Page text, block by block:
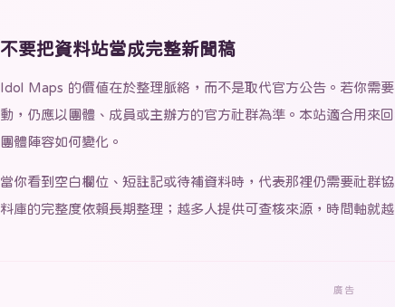
不要把資料站當成完整新聞稿
Idol Maps 的價值在於整理脈絡，而不是取代官方公告。若你需
動，仍應以團體、成員或主辦方的官方社群為準。本站適合用來
團體陣容如何變化。
當你看到空白欄位、短註記或待補資料時，代表那裡仍需要社群
料庫的完整度依賴長期整理；越多人提供可查核來源，時間軸就
廣告